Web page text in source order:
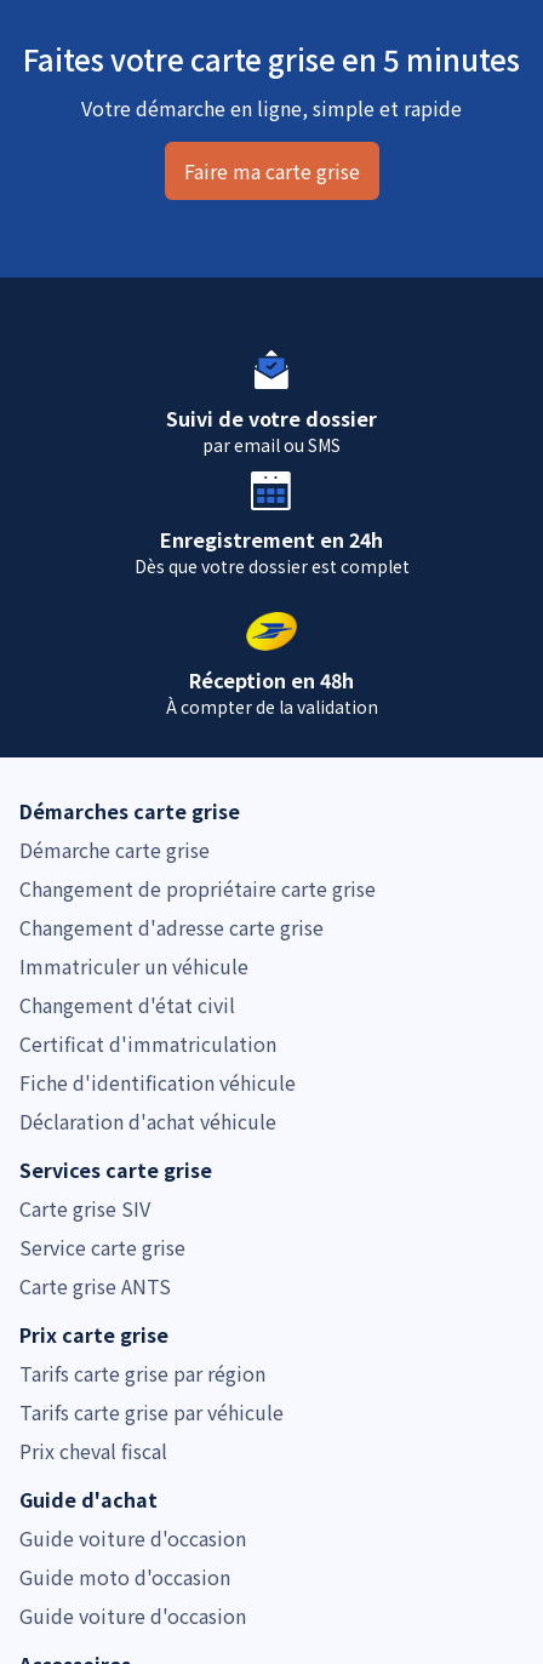
Faites votre carte grise en 5 minutes
Votre démarche en ligne, simple et rapide
Faire ma carte grise
Suivi de votre dossier
par email ou SMS
Enregistrement en 24h
Dès que votre dossier est complet
Réception en 48h
À compter de la validation
Démarches carte grise
Démarche carte grise
Changement de propriétaire carte grise
Changement d'adresse carte grise
Immatriculer un véhicule
Changement d'état civil
Certificat d'immatriculation
Fiche d'identification véhicule
Déclaration d'achat véhicule
Services carte grise
Carte grise SIV
Service carte grise
Carte grise ANTS
Prix carte grise
Tarifs carte grise par région
Tarifs carte grise par véhicule
Prix cheval fiscal
Guide d'achat
Guide voiture d'occasion
Guide moto d'occasion
Guide voiture d'occasion